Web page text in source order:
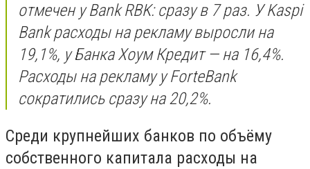
отмечен у Bank RBK: сразу в 7 раз. У Kaspi
Bank расходы на рекламу выросли на
19,1%, у Банка Хоум Кредит — на 16,4%.
Расходы на рекламу у ForteBank
сократились сразу на 20,2%.
Среди крупнейших банков по объёму
собственного капитала расходы на